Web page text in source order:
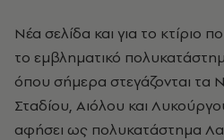
Νέα σελίδα και για το κτίριο
το εμβληματικό
όπου σήμερα στεγάζονται τα
Σταδίου, Αιόλου και
αφήσει ως πολυκατάστημα